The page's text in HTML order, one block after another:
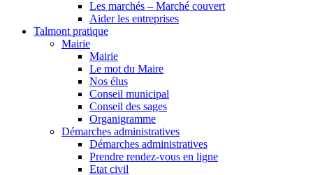
Les marchés – Marché couvert
Aider les entreprises
Talmont pratique
Mairie
Mairie
Le mot du Maire
Nos élus
Conseil municipal
Conseil des sages
Organigramme
Démarches administratives
Démarches administratives
Prendre rendez-vous en ligne
Etat civil